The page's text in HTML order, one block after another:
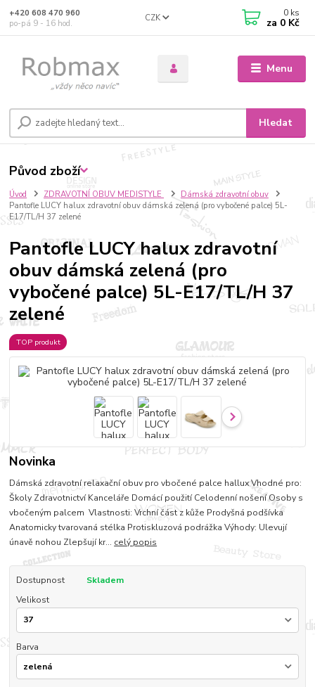
Menu
CZK
Hledat
+420 608 470 960
po-pá 9 - 16 hod.
0 ks
za 0 Kč
Úvod ZDRAVOTNÍ OBUV MEDISTYLE
Dámská zdravotní obuv
Pantofle LUCY halux zdravotní obuv dámská zelená (pro vybočené palce) 5L-
E17/TL/H 37 zelené
Pantofle LUCY halux zdravotní
obuv dámská zelená (pro
vybočené palce) 5L-E17/TL/H 37
zelené
TOP produkt
Novinka
Dámská zdravotní relaxační obuv pro vbočené palce hallux Vhodné pro:
Školy Zdravotnictví Kanceláře Domácí použití Celodenní nošení Osoby s
vbočeným palcem Vlastnosti: Vrchní část z kůže Prodyšná podšívka
Anatomicky tvarovaná stélka Protiskluzová podrážka Výhody: Ulevují
únavě nohou Zlepšují kr... celý popis
Dostupnost
Skladem
Velikost
Barva
Původ zboží